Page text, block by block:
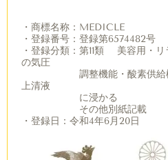
・商標名称：MEDICLE
・登録番号：登録第6574482号
・登録分類：第11類 美容用・
の気圧
調整機能・酸素供給機能
上清液
に浸かる
その他別紙記載
・登録日：令和4年6月20日